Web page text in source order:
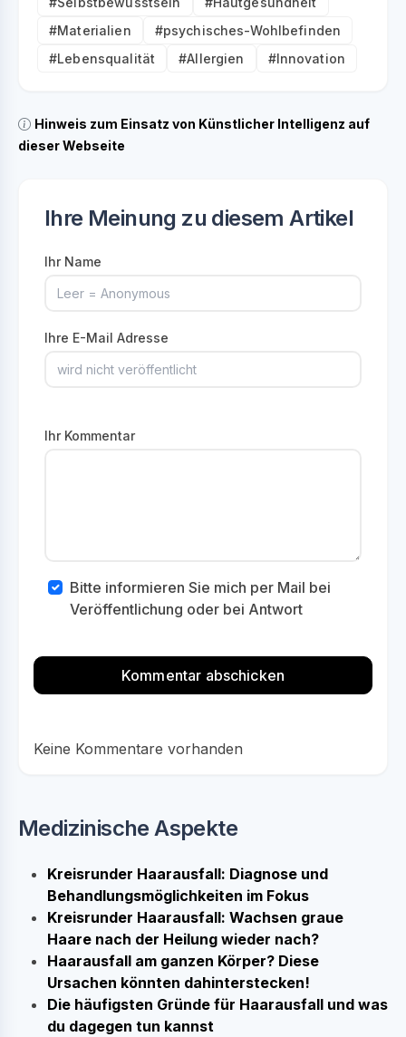
#Materialien
#psychisches-Wohlbefinden
#Lebensqualität
#Allergien #Innovation
Hinweis zum Einsatz von Künstlicher Intelligenz auf
dieser Webseite
Ihre Meinung zu diesem Artikel
Ihr Name
Ihre E-Mail Adresse
Ihr Kommentar
Bitte informieren Sie mich per Mail bei
Veröffentlichung oder bei Antwort
Keine Kommentare vorhanden
Medizinische Aspekte
Kreisrunder Haarausfall: Diagnose und
Behandlungsmöglichkeiten im Fokus
Kreisrunder Haarausfall: Wachsen graue
Haare nach der Heilung wieder nach?
Haarausfall am ganzen Körper? Diese
Ursachen könnten dahinterstecken!
Die häufigsten Gründe für Haarausfall und was
du dagegen tun kannst